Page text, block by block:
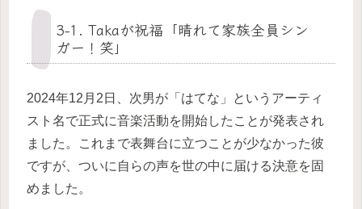
3-1. Takaが祝福「晴れて家族全員シン
ガー！笑」
2024年12月2日、次男が「はてな」というアーティ
スト名で正式に音楽活動を開始したことが発表され
ました。これまで表舞台に立つことが少なかった彼
ですが、ついに自らの声を世の中に届ける決意を固
めました。